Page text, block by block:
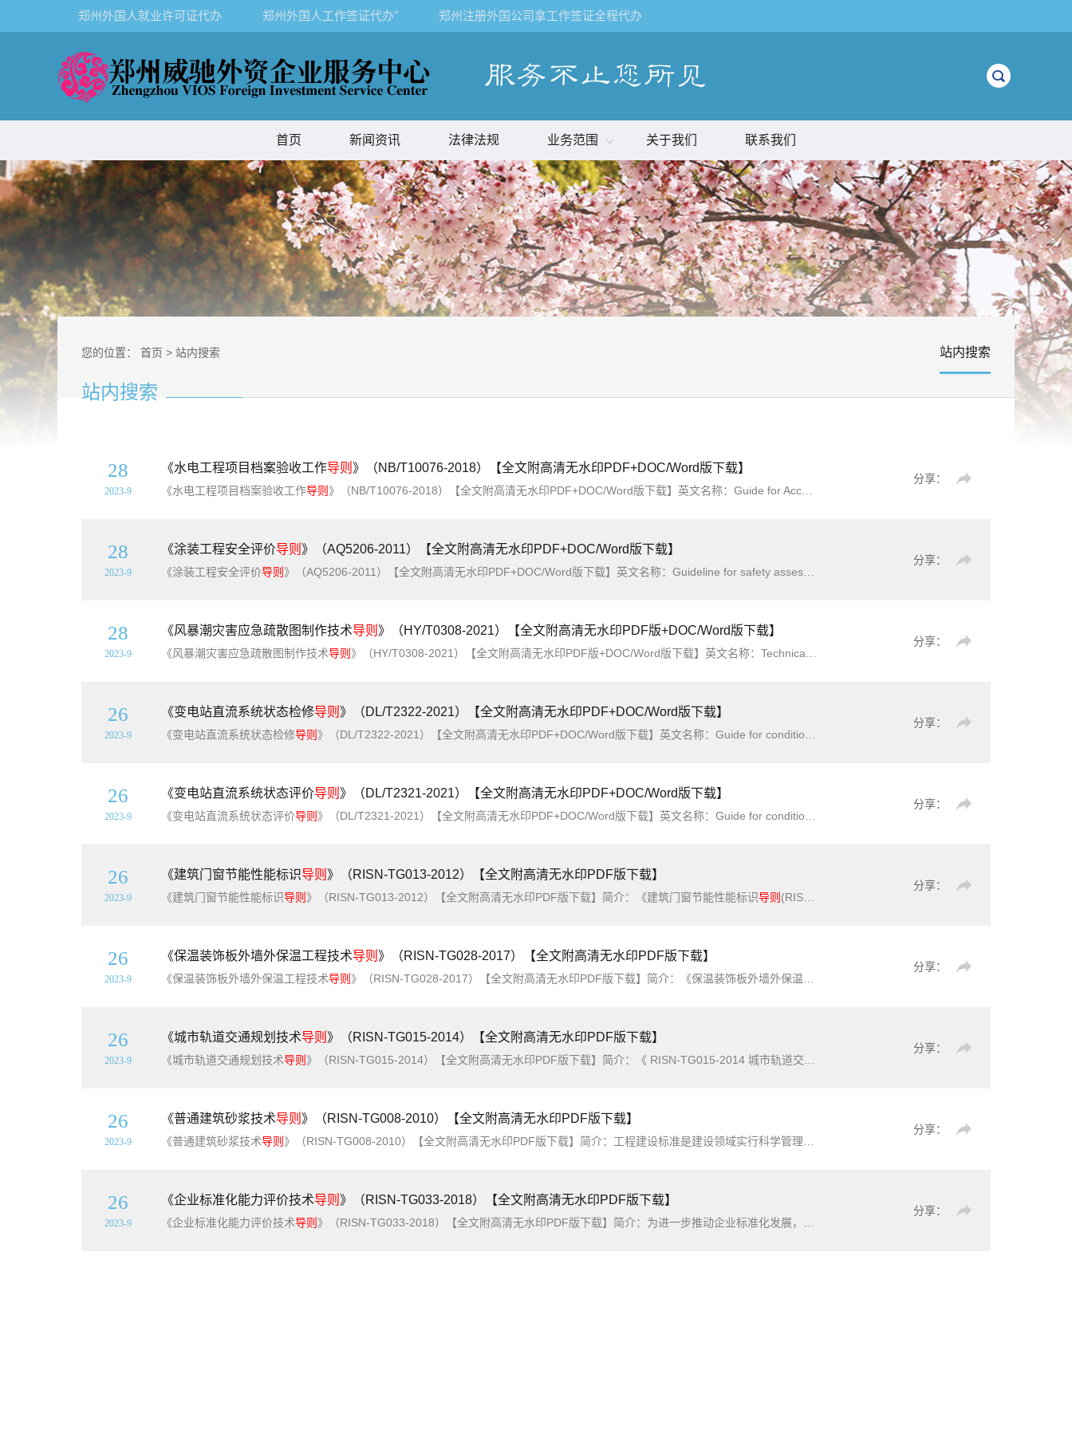
郑州外国人就业许可证代办 郑州外国人工作签证代办" 郑州注册外国公司拿工作签证全程代办
首页 新闻资讯 法律法规 业务范围 关于我们 联系我们
您的位置： 首页 > 站内搜索 站内搜索
站内搜索
28
2023-9
《水电工程项目档案验收工作导则 》（NB/T10076-2018）【全文附高清无水印PDF+DOC/Word版下载】
《水电工程项目档案验收工作导则 》（NB/T10076-2018）【全文附高清无水印PDF+DOC/Word版下载】英文名称：Guide for Acceptance of Archives for Hydropower Projects
分享：
28
2023-9
《涂装工程安全评价导则 》（AQ5206-2011）【全文附高清无水印PDF+DOC/Word版下载】
《涂装工程安全评价导则 》（AQ5206-2011）【全文附高清无水印PDF+DOC/Word版下载】英文名称：Guideline for safety assessment of painting engineering简介：本标准规定了涂装工程建设项目安全预评价、安全验收评价和涂装工程安全现状评价的程序、内容、报告格
分享：
28
2023-9
《风暴潮灾害应急疏散图制作技术导则 》（HY/T0308-2021）【全文附高清无水印PDF版+DOC/Word版下载】
《风暴潮灾害应急疏散图制作技术导则 》（HY/T0308-2021）【全文附高清无水印PDF版+DOC/Word版下载】英文名称：Technical directives for disaster of storm surge evacuation map drafting简介：本文件规定了风暴潮灾害应急疏散图制作的一般
分享：
26
2023-9
《变电站直流系统状态检修导则 》（DL/T2322-2021）【全文附高清无水印PDF+DOC/Word版下载】
《变电站直流系统状态检修导则 》（DL/T2322-2021）【全文附高清无水印PDF+DOC/Word版下载】英文名称：Guide for condition based maintenance strategy of substation direct current power supply system简介：本文
分享：
26
2023-9
《变电站直流系统状态评价导则 》（DL/T2321-2021）【全文附高清无水印PDF+DOC/Word版下载】
《变电站直流系统状态评价导则 》（DL/T2321-2021）【全文附高清无水印PDF+DOC/Word版下载】英文名称：Guide for condition evaluation of substation direct current power supply system简介：本文件规定了运行中变电站直流系统的状
分享：
26
2023-9
《建筑门窗节能性能标识导则 》（RISN-TG013-2012）【全文附高清无水印PDF版下载】
《建筑门窗节能性能标识导则 》（RISN-TG013-2012）【全文附高清无水印PDF版下载】简介：《建筑门窗节能性能标识导则 (RISN-TG013-2012)》作为指导广大工程技术和管理人员建设实践活动的重要参考。建筑门窗节能性能标识工作是住房和城乡建设部为保证建筑门窗产品的节能性能、规范市场秩序、促进建筑节能技术进
分享：
26
2023-9
《保温装饰板外墙外保温工程技术导则 》（RISN-TG028-2017）【全文附高清无水印PDF版下载】
《保温装饰板外墙外保温工程技术导则 》（RISN-TG028-2017）【全文附高清无水印PDF版下载】简介：《保温装饰板外墙外保温工程技术
分享：
26
2023-9
《城市轨道交通规划技术导则 》（RISN-TG015-2014）【全文附高清无水印PDF版下载】
《城市轨道交通规划技术导则 》（RISN-TG015-2014）【全文附高清无水印PDF版下载】简介：《 RISN-TG015-2014 城市轨道交通规划技术
分享：
26
2023-9
《普通建筑砂浆技术导则 》（RISN-TG008-2010）【全文附高清无水印PDF版下载】
《普通建筑砂浆技术导则 》（RISN-TG008-2010）【全文附高清无水印PDF版下载】简介：工程建设标准是建设领域实行科学管理、强化政府宏观调控的基础和手段，对规范建设市场各方主体行为、确保建设工程安全和质量、促进建设工程技术进步、提高建设工程经济效益和社会效益等具有重要作用。
分享：
26
2023-9
《企业标准化能力评价技术导则 》（RISN-TG033-2018）【全文附高清无水印PDF版下载】
《企业标准化能力评价技术导则 》（RISN-TG033-2018）【全文附高清无水印PDF版下载】简介：为进一步推动企业标准化发展，加强企业标准化管理，规范标准化能力的评价，促进标准在工程建设中的应用，制定本
分享：